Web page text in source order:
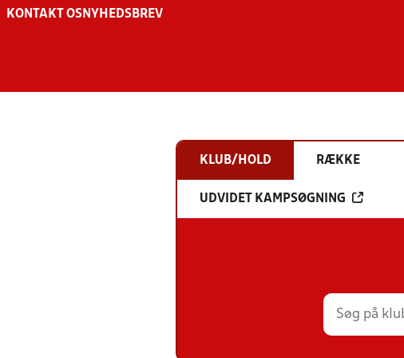
KONTAKT OS NYHEDSBREV
KLUB/HOLD RÆKKE
UDVIDET KAMPSØGNING